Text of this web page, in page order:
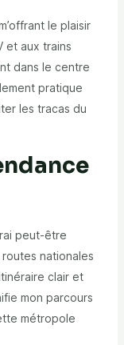
le plaisir
et aux trains
dans le centre
pratique
les tracas du
peut-être
nationales
clair et
mon parcours
métropole